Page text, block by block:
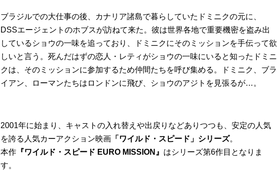
ブラジルでの大仕事の後、カナリア諸島で暮らしていたドミニクの元に、
DSSエージェントのホブスが訪ねて来た。彼は世界各地で重要機密を盗み出
しているショウの一味を追っており、ドミニクにそのミッションを手伝って欲
しいと言う。死んだはずの恋人・レティがショウの一味にいると知ったドミニ
クは、そのミッションに参加するため仲間たちを呼び集める。ドミニク、ブラ
イアン、ローマンたちはロンドンに飛び、ショウのアジトを見張るが…。
2001年に始まり、キャストの入れ替えや出戻りなどありつつも、安定の人気
を誇る人気カーアクション映画 「ワイルド・スピード」シリーズ。
本作 『ワイルド・スピード EURO MISSION』 はシリーズ第6作目となりま
す。